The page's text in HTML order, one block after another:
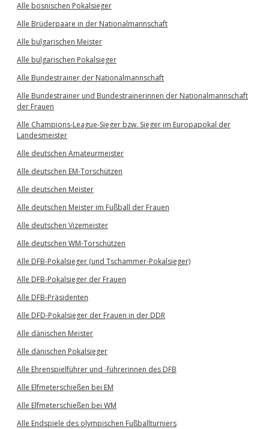
Alle bosnischen Pokalsieger
Alle Brüderpaare in der Nationalmannschaft
Alle bulgarischen Meister
Alle bulgarischen Pokalsieger
Alle Bundestrainer der Nationalmannschaft
Alle Bundestrainer und Bundestrainerinnen der Nationalmannschaft
der Frauen
Alle Champions-League-Sieger bzw. Sieger im Europapokal der
Landesmeister
Alle deutschen Amateurmeister
Alle deutschen EM-Torschützen
Alle deutschen Meister
Alle deutschen Meister im Fußball der Frauen
Alle deutschen Vizemeister
Alle deutschen WM-Torschützen
Alle DFB-Pokalsieger (und Tschammer-Pokalsieger)
Alle DFB-Pokalsieger der Frauen
Alle DFB-Präsidenten
Alle DFD-Pokalsieger der Frauen in der DDR
Alle dänischen Meister
Alle dänischen Pokalsieger
Alle Ehrenspielführer und -führerinnen des DFB
Alle Elfmeterschießen bei EM
Alle Elfmeterschießen bei WM
Alle Endspiele des olympischen Fußballturniers